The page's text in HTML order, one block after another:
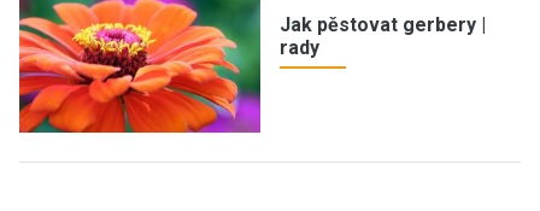
Jak pěstovat gerbery |
rady